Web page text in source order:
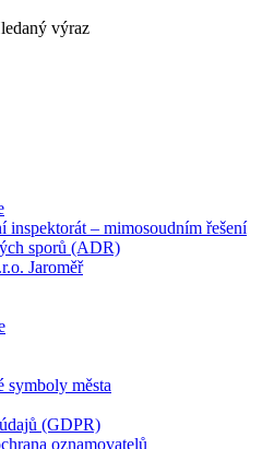
výraz
inspektorát – mimosoudním řešení
sporů (ADR)
Jaroměř
symboly města
(GDPR)
oznamovatelů